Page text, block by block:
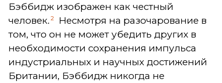
Бэббидж изображен как честный
человек. 2
Несмотря на разочарование в
том, что он не может убедить других в
необходимости сохранения импульса
индустриальных и научных достижений
Британии, Бэббидж никогда не